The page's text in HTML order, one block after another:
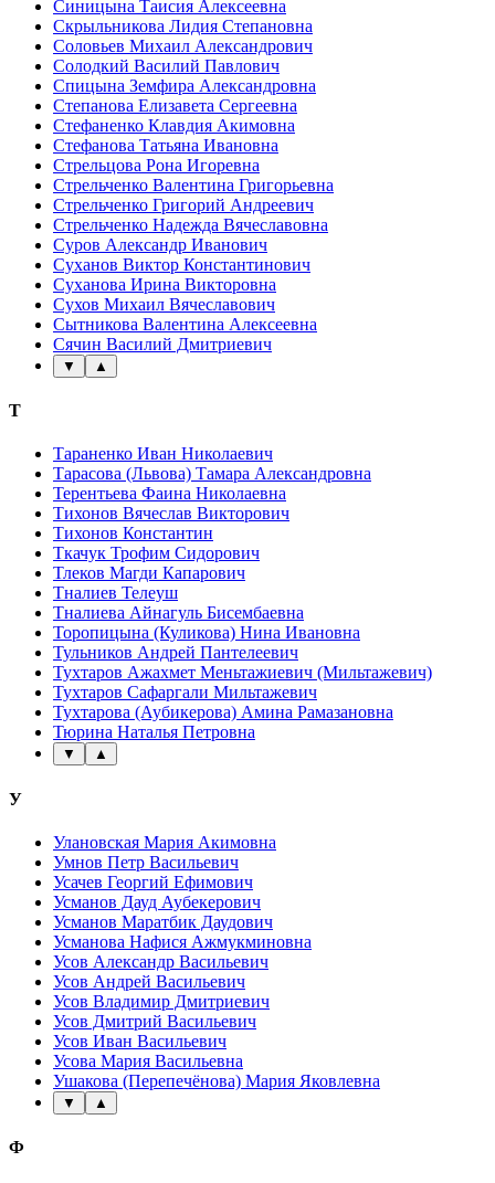
Синицына Таисия Алексеевна
Скрыльникова Лидия Степановна
Соловьев Михаил Александрович
Солодкий Василий Павлович
Спицына Земфира Александровна
Степанова Елизавета Сергеевна
Стефаненко Клавдия Акимовна
Стефанова Татьяна Ивановна
Стрельцова Рона Игоревна
Стрельченко Валентина Григорьевна
Стрельченко Григорий Андреевич
Стрельченко Надежда Вячеславовна
Суров Александр Иванович
Суханов Виктор Константинович
Суханова Ирина Викторовна
Сухов Михаил Вячеславович
Сытникова Валентина Алексеевна
Сячин Василий Дмитриевич
▼ ▲
Т
Тараненко Иван Николаевич
Тарасова (Львова) Тамара Александровна
Терентьева Фаина Николаевна
Тихонов Вячеслав Викторович
Тихонов Константин
Ткачук Трофим Сидорович
Тлеков Магди Капарович
Тналиев Телеуш
Тналиева Айнагуль Бисембаевна
Торопицына (Куликова) Нина Ивановна
Тульников Андрей Пантелеевич
Тухтаров Ажахмет Меньтажиевич (Мильтажевич)
Тухтаров Сафаргали Мильтажевич
Тухтарова (Аубикерова) Амина Рамазановна
Тюрина Наталья Петровна
▼ ▲
У
Улановская Мария Акимовна
Умнов Петр Васильевич
Усачев Георгий Ефимович
Усманов Дауд Аубекерович
Усманов Маратбик Даудович
Усманова Нафися Ажмукминовна
Усов Александр Васильевич
Усов Андрей Васильевич
Усов Владимир Дмитриевич
Усов Дмитрий Васильевич
Усов Иван Васильевич
Усова Мария Васильевна
Ушакова (Перепечёнова) Мария Яковлевна
▼ ▲
Ф